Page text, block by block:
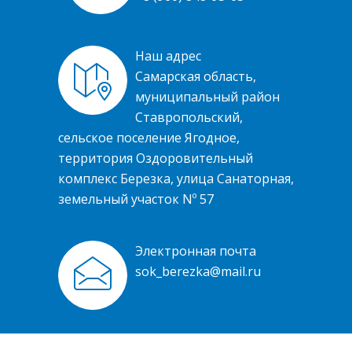
Наш адрес
Самарская область,
муниципальный район
Ставропольский,
сельское поселение Ягодное,
территория Оздоровительный
комплекс Березка, улица Санаторная,
земельный участок Nº 57
Электронная почта
sok_berezka@mail.ru